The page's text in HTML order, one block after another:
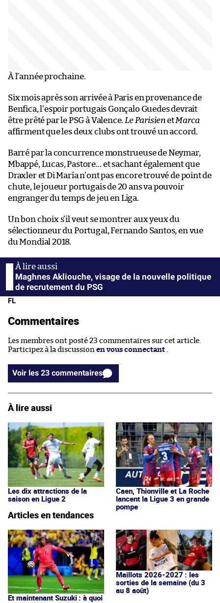
À l’année prochaine.
Six mois après son arrivée à Paris en provenance de
Benfica, l’espoir portugais Gonçalo Guedes devrait
être prêté par le PSG à Valence. Le ParisienetMarca
affirment que les deux clubs ont trouvé un accord.
Barré par la concurrence monstrueuse de Neymar,
Mbappé, Lucas, Pastore… et sachant également que
Draxler et Di María n’ont pas encore trouvé de point de
chute, le joueur portugais de 20 ans va pouvoir
engranger du temps de jeu en Liga.
Un bon choix s’il veut se montrer aux yeux du
sélectionneur du Portugal, Fernando Santos, en vue
du Mondial 2018.
Maghnes Akliouche, visage de la nouvelle politique
de recrutement du PSG
FL
Commentaires
Les membres ont posté 23 commentaires sur cet article.
Participez à la discussion en vous connectant
Voir les 23 commentaires
À lire aussi
Les dix attractions de la
saison en Ligue 2
Caen, Thionville et La Roche
lancent la Ligue 3 en grande
pompe
Articles en tendances
Et maintenant Suzuki : à quoi
Maillots 2026-2027 : les
sorties de la semaine (du 3
au 8 août)